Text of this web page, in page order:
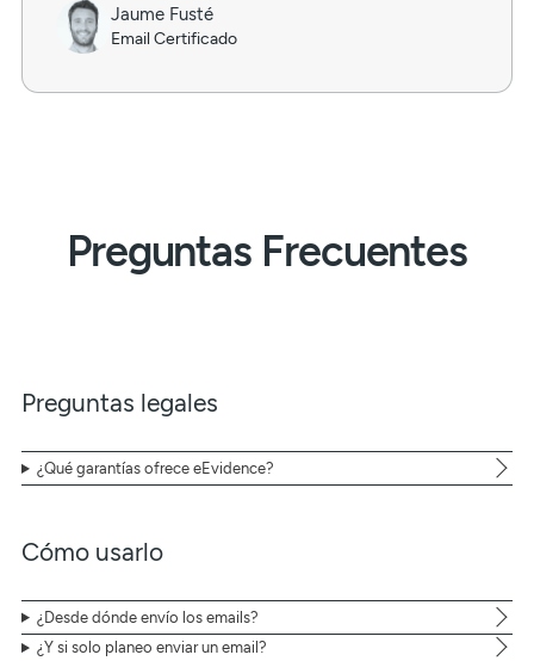
Jaume Fusté
Email Certificado
Preguntas Frecuentes
Preguntas legales
¿Qué garantías ofrece eEvidence?
Cómo usarlo
¿Desde dónde envío los emails?
¿Y si solo planeo enviar un email?